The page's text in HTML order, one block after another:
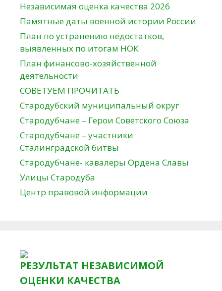
Независимая оценка качества 2026
Памятные даты военной истории России
План по устранению недостатков,
выявленных по итогам НОК
План финансово-хозяйственной
деятельности
СОВЕТУЕМ ПРОЧИТАТЬ
Стародубский муниципальный округ
Стародубчане – Герои Советского Союза
Стародубчане – участники
Сталинградской битвы
Стародубчане- кавалеры Ордена Славы
Улицы Стародуба
Центр правовой информации
РЕЗУЛЬТАТ НЕЗАВИСИМОЙ
ОЦЕНКИ КАЧЕСТВА